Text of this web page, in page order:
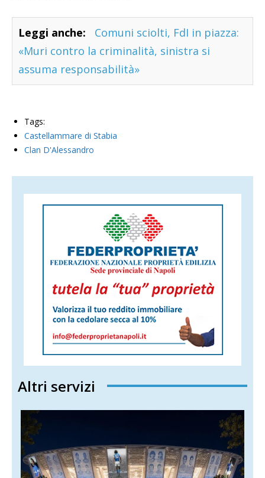
Leggi anche:
Comuni sciolti, FdI in piazza:
«Muri contro la criminalità, sinistra si
assuma responsabilità»
Tags:
Castellammare di Stabia
Clan D'Alessandro
Altri servizi